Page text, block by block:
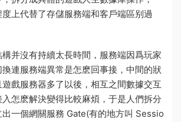
度上代替了存儲服務端和客戶端區别 過
沒有持續太長時間， 服務端因爲玩家
連服務端異常是怎麽回事接，中間的狀
戲服務器多了以後，相互之間數據交互
怎麽解決變得比較麻煩，于是人們拆分
一個網關服務 Gate(有的地方叫 Sessio